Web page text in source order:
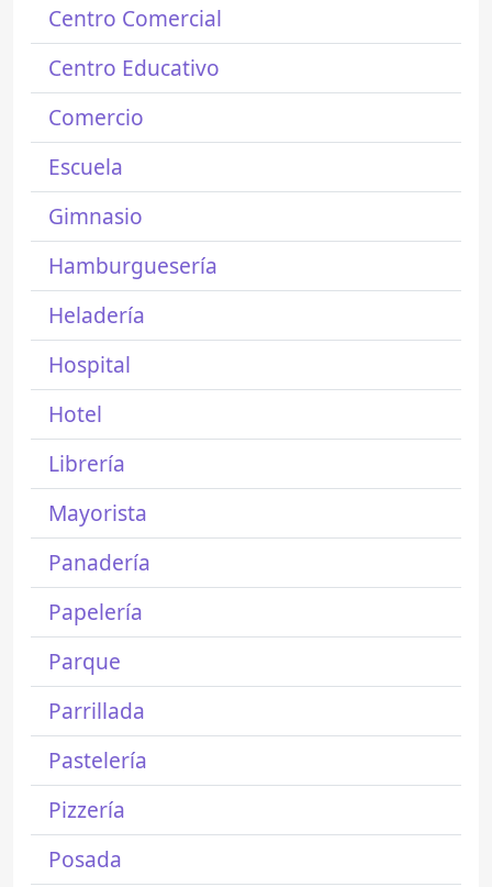
Centro Comercial
Centro Educativo
Comercio
Escuela
Gimnasio
Hamburguesería
Heladería
Hospital
Hotel
Librería
Mayorista
Panadería
Papelería
Parque
Parrillada
Pastelería
Pizzería
Posada